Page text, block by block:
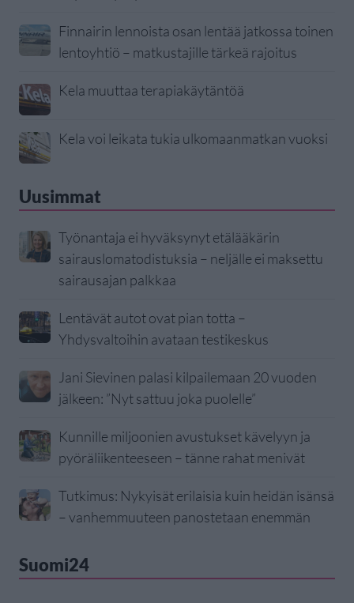
Finnairin lennoista osan lentää jatkossa toinen
lentoyhtiö – matkustajille tärkeä rajoitus
Kela muuttaa terapiakäytäntöä
Kela voi leikata tukia ulkomaanmatkan vuoksi
Uusimmat
Työnantaja ei hyväksynyt etälääkärin
sairauslomatodistuksia – neljälle ei maksettu
sairausajan palkkaa
Lentävät autot ovat pian totta –
Yhdysvaltoihin avataan testikeskus
Jani Sievinen palasi kilpailemaan 20 vuoden
jälkeen: ”Nyt sattuu joka puolelle”
Kunnille miljoonien avustukset kävelyyn ja
pyöräliikenteeseen – tänne rahat menivät
Tutkimus: Nykyisät erilaisia kuin heidän isänsä
– vanhemmuuteen panostetaan enemmän
Suomi24